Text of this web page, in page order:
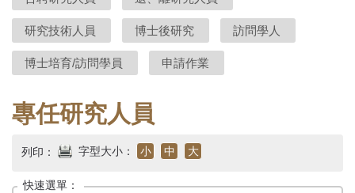
史
研
究
所-
首
頁
研究技術人員 博士後研究 訪問學人
博士培育/訪問學員 申請作業
專任研究人員
列印： 字型大小： 小 中 大
快速選單：